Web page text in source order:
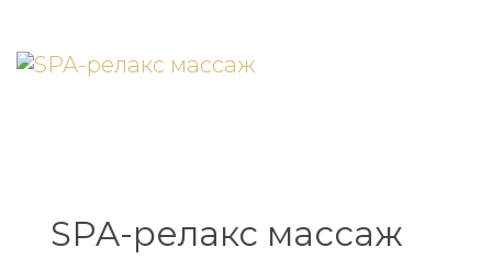
SPA-релакс массаж